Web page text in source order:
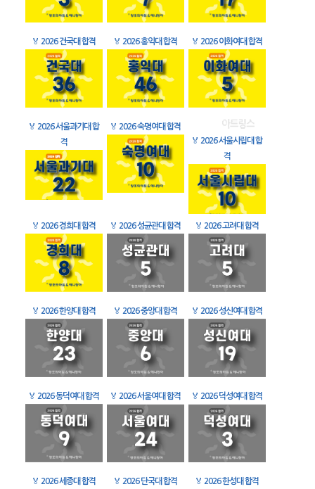
🏅 2026 건국대 합격 🏅 2026 홍익대 합격 🏅 2026 이화여대 합격
🏅 2026 서울과기대 합
격
🏅 2026 숙명여대 합격
🏅 2026 서울시립대 합
격
🏅 2026 경희대 합격 🏅 2026 성균관대 합격 🏅 2026 고려대 합격
🏅 2026 한양대 합격 🏅 2026 중앙대 합격 🏅 2026 성신여대 합격
🏅 2026 동덕여대 합격 🏅 2026 서울여대 합격 🏅 2026 덕성여대 합격
🏅 2026 세종대 합격 🏅 2026 단국대 합격 🏅 2026 한성대 합격